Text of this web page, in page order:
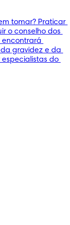
tomar? Praticar
o conselho dos
encontrará
gravidez e da
do